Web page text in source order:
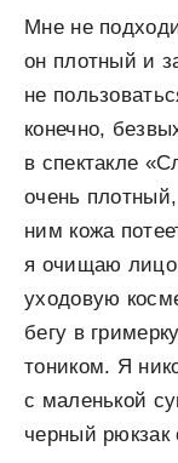
Мне не
он плотный и
не
конечно,
в спектакле
очень
ним кожа
я очищаю лицо
уходовую
бегу в
тоником. Я
с маленькой
черный рюкзак